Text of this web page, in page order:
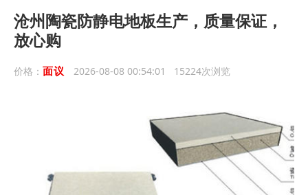
沧州陶瓷防静电地板生产，质量保证，
放心购
价格： 面议 2026-08-08 00:54:01 15224次浏览